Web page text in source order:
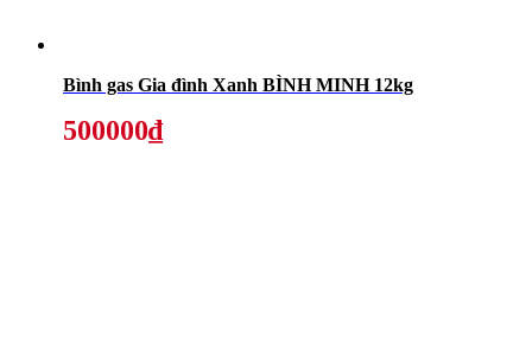
Bình gas Gia đình Xanh BÌNH MINH 12kg
500000₫